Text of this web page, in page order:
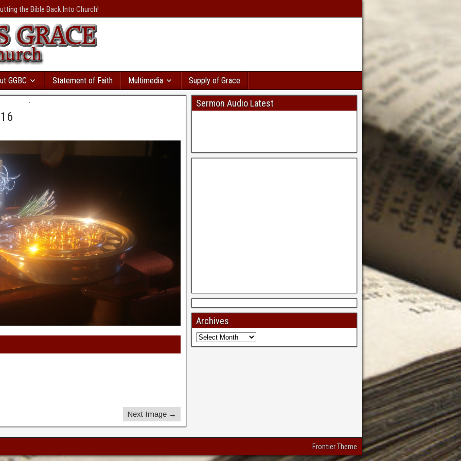
с большой
вы пойдете в
сразу же. Там даже
база
Кредит без відмови і
моментально
с автоматическим
the Bible Back Into Church!
GGBC Statement of Faith Multimedia Supply of Grace
Next Image →
Sermon Audio Latest
Archives
Frontier Theme